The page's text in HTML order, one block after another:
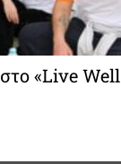
«Live Well